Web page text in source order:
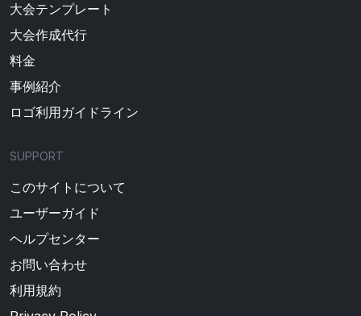
大会テンプレート
大会作成代行
料金
事例紹介
ロゴ利用ガイドライン
SUPPORT
このサイトについて
ユーザーガイド
ヘルプセンター
お問い合わせ
利用規約